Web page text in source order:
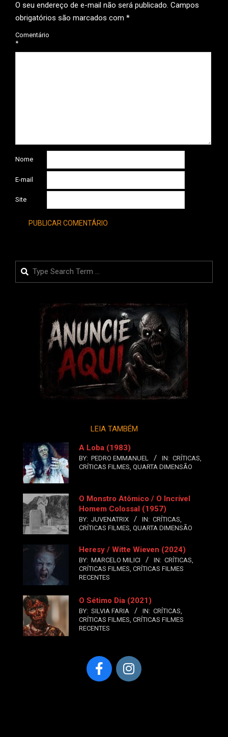
O seu endereço de e-mail não será publicado. Campos
obrigatórios são marcados com *
Comentário
*
Nome
E-mail
Site
Search
LEIA TAMBÉM
A Loba (1983)
BY: PEDRO EMMANUEL IN: CRÍTICAS
CRÍTICAS FILMES QUARTA DIMENSÃO
O Monstro Atômico / O Incrível
Homem Colossal (1957)
BY: JUVENATRIX IN: CRÍTICAS
CRÍTICAS FILMES QUARTA DIMENSÃO
Heresy / Witte Wieven (2024)
BY: MARCELO MILICI IN: CRÍTICAS
CRÍTICAS FILMES CRÍTICAS FILMES
RECENTES
O Sétimo Dia (2021)
BY: SILVIA FARIA IN: CRÍTICAS
CRÍTICAS FILMES CRÍTICAS FILMES
RECENTES